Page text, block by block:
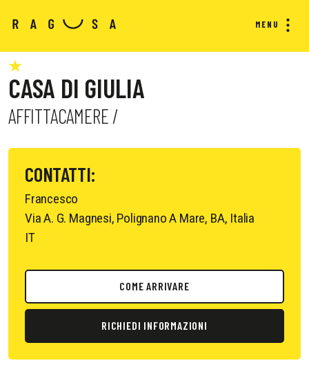
MENU
CASA DI GIULIA
AFFITTACAMERE /
CONTATTI:
Francesco
Via A. G. Magnesi, Polignano A Mare, BA, Italia
IT
COME ARRIVARE
RICHIEDI INFORMAZIONI